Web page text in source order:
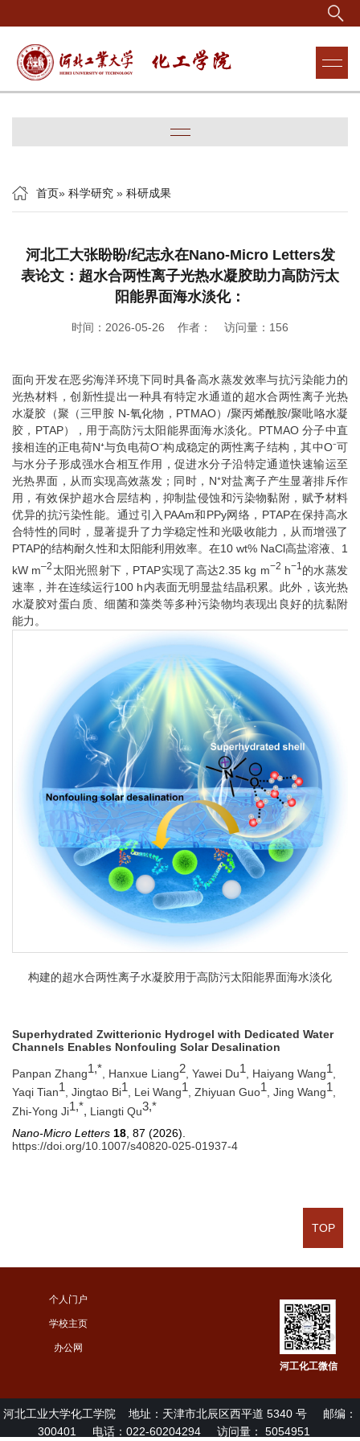
首页» 科学研究 » 科研成果
河北工大张盼盼/纪志永在Nano-Micro Letters发
表论文：超水合两性离子光热水凝胶助力高防污太
阳能界面海水淡化：
时间：2026-05-26 作者： 访问量： 156
面向开发在恶劣海洋环境下同时具备高水蒸发效率与抗污染能力的
光热材料，创新性提出一种具有特定水通道的超水合两性离子光热
水凝胶（聚（三甲胺 N-氧化物， PTMAO）/聚丙烯酰胺/聚吡咯水凝
胶， PTAP），用于高防污太阳能界面海水淡化。 PTMAO分子中直
接相连的正电荷N⁺与负电荷O⁻构成稳定的两性离子结构，其中O⁻可
与水分子形成强水合相互作用，促进水分子沿特定通道快速输运至
光热界面，从而实现高效蒸发；同时， N⁺对盐离子产生显著排斥作
用，有效保护超水合层结构，抑制盐侵蚀和污染物黏附，赋予材料
优异的抗污染性能。通过引入 PAAm和 PPy网络， PTAP在保持高水
合特性的同时，显著提升了力学稳定性和光吸收能力，从而增强了
PTAP的结构耐久性和太阳能利用效率。在10 wt% NaCl高盐溶液、 1
kW m–2 太阳光照射下， PTAP实现了高达2.35 kg m−2 h−1 的水蒸发
速率，并在连续运行100 h 内表面无明显盐结晶积累。此外，该光热
水凝胶对蛋白质、细菌和藻类等多种污染物均表现出良好的抗黏附
能力。
构建的超水合两性离子水凝胶用于高防污太阳能界面海水淡化
Superhydrated Zwitterionic Hydrogel with Dedicated Water
Channels Enables Nonfouling Solar Desalination
Panpan Zhang1,* , Hanxue Liang2 , Yawei Du1 , Haiyang Wang1
Yaqi Tian1 , Jingtao Bi1 , Lei Wang1 , Zhiyuan Guo1 , Jing Wang1
Zhi-Yong Ji1,*, Liangti Qu3,*
Nano-Micro Letters 18 , 87 (2026).
https://doi.org/10.1007/s40820-025-01937-4
个人门户
学校主页
办公网
河工化工微信
河北工业大学化工学院 地址：天津市北辰区西平道 5340 号
邮编：
300401
电话：022-60204294 访问量： 5054951
TOP